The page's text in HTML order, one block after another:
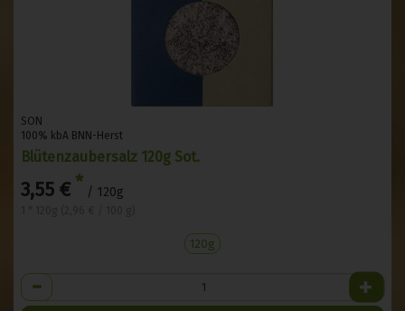
SON
100% kbA BNN-Herst
Blütenzaubersalz 120g Sot.
3,55 € * / 120g
120g
Anzahl